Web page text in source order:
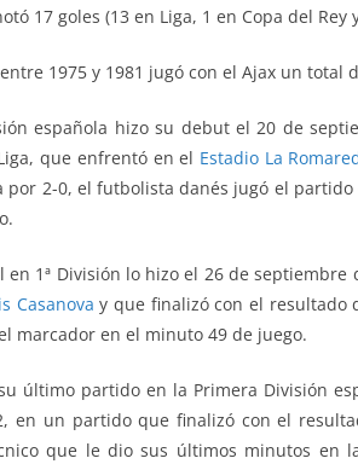
17 goles (13 en Liga, 1 en Copa del Rey
1975 y 1981 jugó con el Ajax un total
española hizo su debut el 20 de
que enfrentó en el Estadio La
por 2-0, el futbolista danés jugó el
en 1ª División lo hizo el 26 de
Casanova y que finalizó con el resultado
marcador en el minuto 49 de juego.
último partido en la Primera División
en un partido que finalizó con el
que le dio sus últimos minutos en